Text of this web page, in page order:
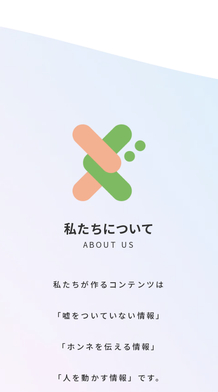
私たちについて
ABOUT US
私たちが作るコンテンツは
「嘘をついていない情報」
「ホンネを伝える情報」
「人を動かす情報」です。